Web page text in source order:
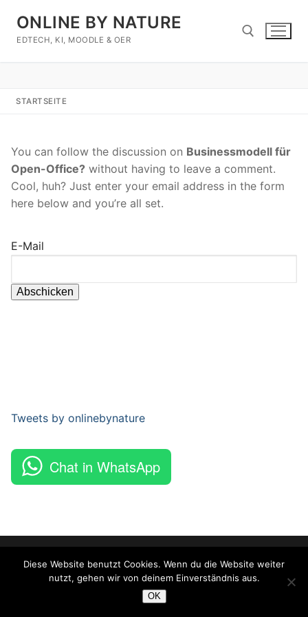
Inhalt
springen
ONLINE BY NATURE
EDTECH, KI, MOODLE & OER
STARTSEITE
You can follow the discussion on Businessmodell für
Open-Office? without having to leave a comment.
Cool, huh? Just enter your email address in the form
here below and you’re all set.
E-Mail
Tweets by onlinebynature
Chat in WhatsApp
Copyright © 2026 Online By Nature – Powered byCustomify
Diese Website benutzt Cookies. Wenn du die Website weiter
nutzt, gehen wir von deinem Einverständnis aus.
OK